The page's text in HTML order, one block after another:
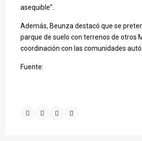
asequible”.
Además, Beunza destacó que se
parque de suelo con terrenos de otros
coordinación con las comunidades
Fuente: